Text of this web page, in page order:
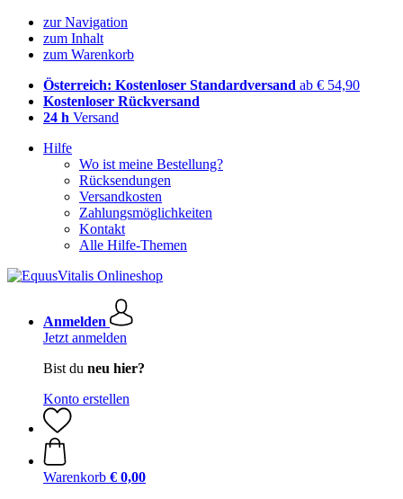
zur Navigation
zum Inhalt
zum Warenkorb
Österreich: Kostenloser Standardversand ab € 54,90
Kostenloser Rückversand
24 h Versand
Hilfe
Wo ist meine Bestellung?
Rücksendungen
Versandkosten
Zahlungsmöglichkeiten
Kontakt
Alle Hilfe-Themen
Anmelden
Jetzt anmelden
Bist du neu hier?
Konto erstellen
Warenkorb € 0,00